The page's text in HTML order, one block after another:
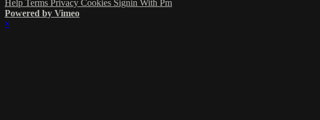
Help Terms Privacy Cookies Signin With Pm
Powered by Vimeo
×